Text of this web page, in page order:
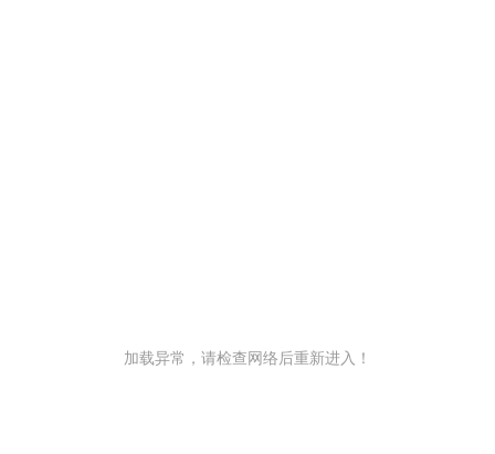
加载异常，请检查网络后重新进入！